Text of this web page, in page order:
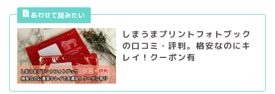
しまうまプリントフォトブック
の口コミ・評判。格安なのにキ
レイ！クーポン有